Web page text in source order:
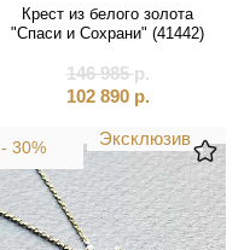
Крест из белого золота
"Спаси и Сохрани" (41442)
146 985р.
102 890 р.
Эксклюзив
- 30%